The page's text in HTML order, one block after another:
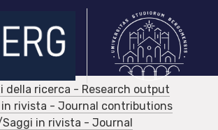
della ricerca - Research output
in rivista - Journal contributions
Saggi in rivista - Journal